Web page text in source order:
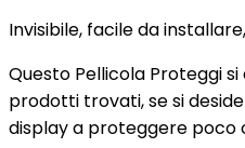
Invisibile, facile da
Questo Pellicola Proteggi
prodotti trovati, se si
display a proteggere poco